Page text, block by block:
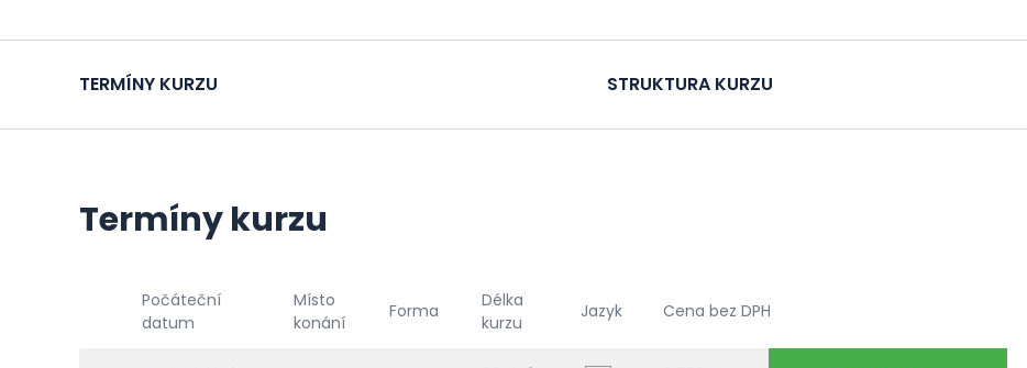
TERMÍNY KURZU STRUKTURA KURZU
Termíny kurzu
Počáteční
datum
Místo
konání
Forma
Délka
kurzu
Jazyk Cena bez DPH